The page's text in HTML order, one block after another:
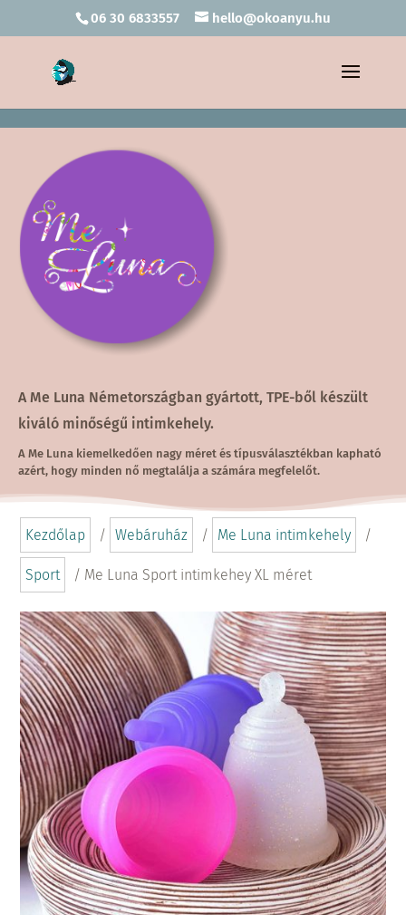
06 30 6833557 hello@okoanyu.hu
A Me Luna Németországban gyártott, TPE-ből készült
kiváló minőségű intimkehely.
A Me Luna kiemelkedően nagy méret és típusválasztékban kapható
azért, hogy minden nő megtalálja a számára megfelelőt.
Kezdőlap / Webáruház / Me Luna intimkehely /
Sport / Me Luna Sport intimkehey XL méret